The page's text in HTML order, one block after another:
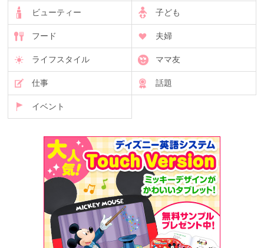
ビューティー 子ども
フード 夫婦
ライフスタイル ママ友
仕事 話題
イベント